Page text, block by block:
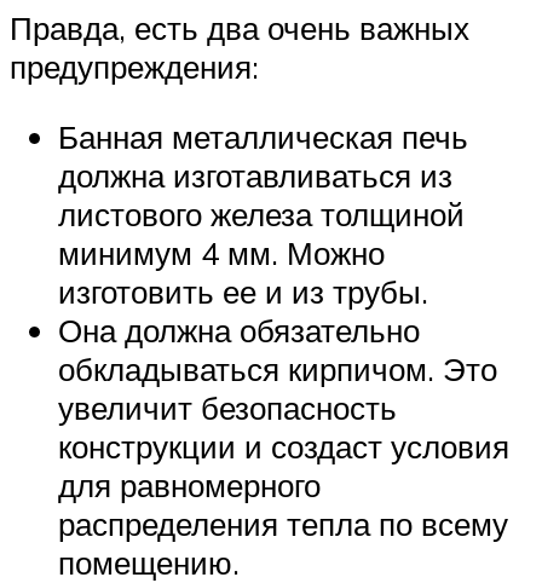
Правда, есть два очень важных
предупреждения:
Банная металлическая печь
должна изготавливаться из
листового железа толщиной
минимум 4 мм. Можно
изготовить ее и из трубы.
Она должна обязательно
обкладываться кирпичом. Это
увеличит безопасность
конструкции и создаст условия
для равномерного
распределения тепла по всему
помещению.